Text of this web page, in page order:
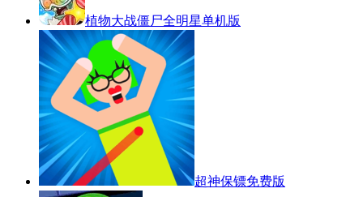
植物大战僵尸全明星单机版
超神保镖免费版